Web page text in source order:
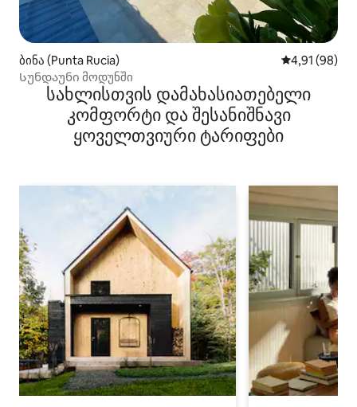
ბინა (Punta Rucia) საშუალო
4,91 (98)
Სუნდაუნი მოდუნში
სახლისთვის დამახასიათებელი
კომფორტი და შესანიშნავი
ყოველთვიური ტარიფები